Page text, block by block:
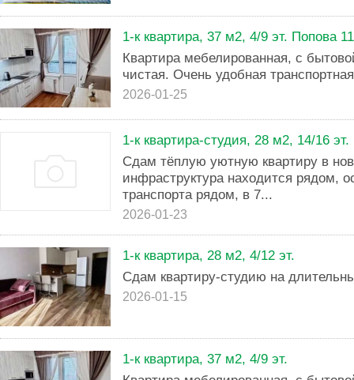
1-к квартира, 37 м2, 4/9 эт. Попова
Квартира мебелированная, с
чистая. Очень удобная
2026-01-25
1-к квартира-студия, 28 м2, 14/16 эт.
Сдам тёплую уютную квартиру в
инфраструктура находится рядом,
транспорта рядом, в 7...
2026-01-23
1-к квартира, 28 м2, 4/12 эт.
Сдам квартиру-студию на
2026-01-15
1-к квартира, 37 м2, 4/9 эт.